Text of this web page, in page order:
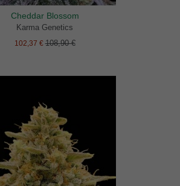
Cheddar Blossom
Karma Genetics
102,37 €108,90 €